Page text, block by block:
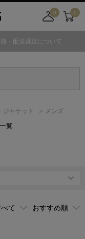
0
舗
カ
ト
0
・配送遅延について
ジャケット メンズ
覧